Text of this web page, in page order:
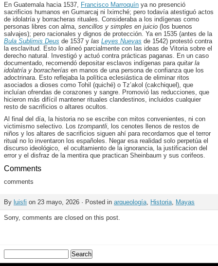
En Guatemala hacia 1537, Francisco Marroquín ya no presenció
sacrificios humanos en Gumarcaj ni Iximché; pero todavía atestiguó actos
de idolatría y borracheras rituales. Consideraba a los indígenas como
personas libres con alma, sencillos y simples en juicio (los buenos
salvajes); pero racionales y dignos de protección. Ya en 1535 (antes de la
Bula Sublimis Deus de 1537 y las Leyes Nuevas de 1542) protestó contra
la esclavitud. Esto lo alineó parcialmente con las ideas de Vitoria sobre el
derecho natural. Investigó y actuó contra prácticas paganas. En un caso
documentado, recomendó depositar esclavos indígenas para quitar la
idolatría y borracherías en manos de una persona de confianza que los
adoctrinara. Esto reflejaba la política eclesiástica de eliminar ritos
asociados a dioses como Tohil (quiché) o Tz’akol (cakchiquel), que
incluían ofrendas de corazones y sangre. Promovió las reducciones, que
hicieron más difícil mantener rituales clandestinos, incluidos cualquier
resto de sacrificios o altares ocultos.
Al final del día, la historia no se escribe con mitos convenientes, ni con
victimismo selectivo. Los tzompantli , los cenotes llenos de restos de
niños y los altares de sacrificios siguen ahí para recordarnos que el terror
ritual no lo inventaron los españoles. Negar esa realidad solo perpetúa el
discurso ideológico, el ocultamiento de la ignorancia, la justificacion del
error y el disfraz de la mentira que practican Sheinbaum y sus corifeos.
Comments
comments
By luisfi on 23 mayo, 2026 · Posted in arqueología Historia Mayas
Sorry, comments are closed on this post.